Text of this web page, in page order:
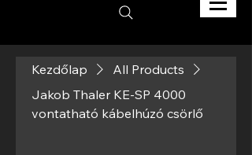
Kezdőlap
All Products
Jakob Thaler KE-SP 4000
vontatható kábelhúzó csörlő